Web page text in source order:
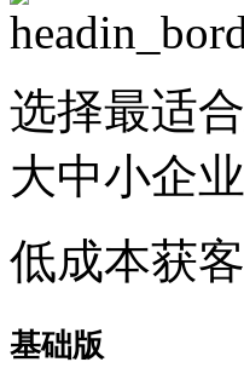
选择最适
大中小企业
低成本获客
基础版